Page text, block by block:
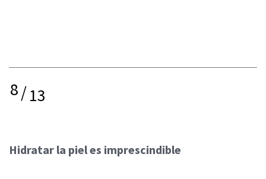
8/13
Hidratar la piel es imprescindible